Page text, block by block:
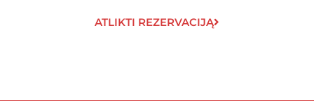
ATLIKTI REZERVACIJĄ